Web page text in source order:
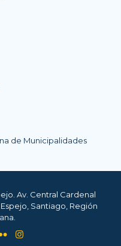
de Municipalidades
Av. Central Cardenal
Espejo, Santiago, Región